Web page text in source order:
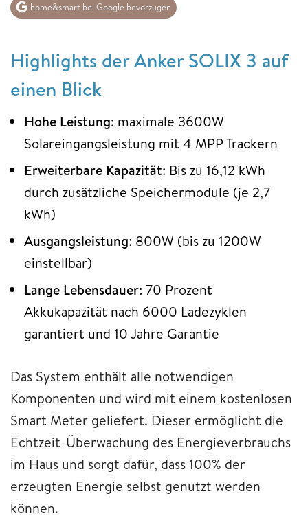
home&smart bei Google bevorzugen
Highlights der Anker SOLIX 3 auf
einen Blick
Hohe Leistung: maximale 3600W
Solareingangsleistung mit 4 MPP Trackern
Erweiterbare Kapazität: Bis zu 16,12 kWh
durch zusätzliche Speichermodule (je 2,7
kWh)
Ausgangsleistung: 800W (bis zu 1200W
einstellbar)
Lange Lebensdauer: 70 Prozent
Akkukapazität nach 6000 Ladezyklen
garantiert und 10 Jahre Garantie
Das System enthält alle notwendigen
Komponenten und wird mit einem kostenlosen
Smart Meter geliefert. Dieser ermöglicht die
Echtzeit-Überwachung des Energieverbrauchs
im Haus und sorgt dafür, dass 100% der
erzeugten Energie selbst genutzt werden
können.